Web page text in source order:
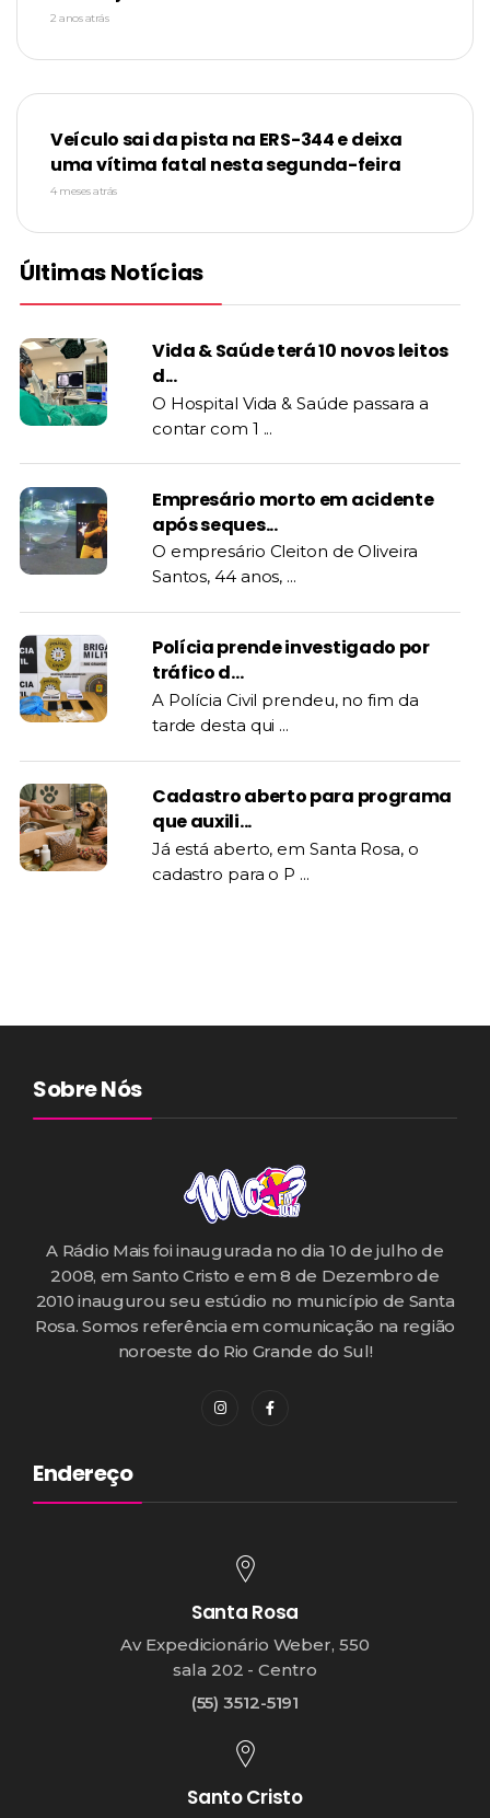
2 anos atrás
Veículo sai da pista na ERS-344 e deixa
uma vítima fatal nesta segunda-feira
4 meses atrás
Últimas Notícias
Vida & Saúde terá 10 novos leitos
d...
O Hospital Vida & Saúde passara a
contar com 1 ...
Empresário morto em acidente
após seques...
O empresário Cleiton de Oliveira
Santos, 44 anos, ...
Polícia prende investigado por
tráfico d...
A Polícia Civil prendeu, no fim da
tarde desta qui ...
Cadastro aberto para programa
que auxili...
Já está aberto, em Santa Rosa, o
cadastro para o P ...
Sobre Nós
A Rádio Mais foi inaugurada no dia 10 de julho de
2008, em Santo Cristo e em 8 de Dezembro de
2010 inaugurou seu estúdio no município de Santa
Rosa. Somos referência em comunicação na região
noroeste do Rio Grande do Sul!
Endereço
Santa Rosa
Av Expedicionário Weber, 550
sala 202 - Centro
(55) 3512-5191
Santo Cristo